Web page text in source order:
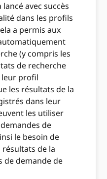
lancé avec succès
dans les profils
a permis aux
(y compris les
de recherche
profil
les résultats de la
dans leur
les utiliser
de
le besoin de
de la
de demande de